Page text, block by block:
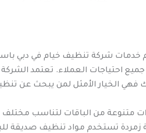
خدمات شركة تنظيف خيام في دبي
احتياجات العملاء. تعتمد
فهي الخيار الأمثل لمن يبحث عن
متنوعة من الباقات لتناسب مختلف
تستخدم مواد تنظيف صديقة